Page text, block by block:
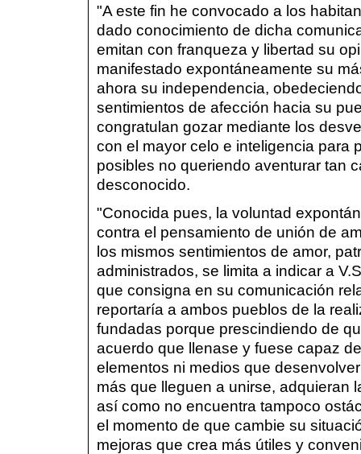
"A este fin he convocado a los
dado conocimiento de dicha
emitan con franqueza y libertad su
manifestado expontáneamente su
ahora su independencia,
sentimientos de afección hacia su
congratulan gozar mediante los
con el mayor celo e inteligencia para
posibles no queriendo aventurar tan
desconocido.
"Conocida pues, la voluntad
contra el pensamiento de unión de
los mismos sentimientos de amor,
administrados, se limita a indicar a
que consigna en su comunicación
reportaría a ambos pueblos de la
fundadas porque prescindiendo de
acuerdo que llenase y fuese capaz
elementos ni medios que
más que lleguen a unirse, adquieran
así como no encuentra tampoco
el momento de que cambie su
mejoras que crea más útiles y